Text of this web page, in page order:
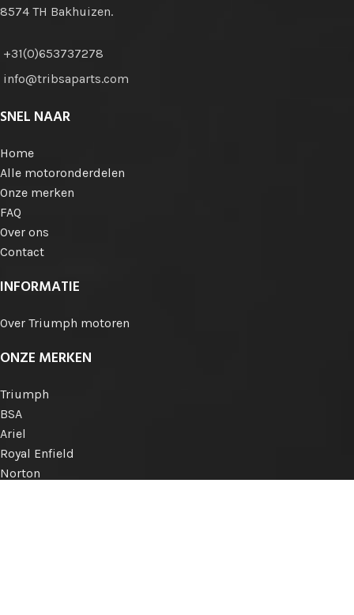
8574 TH Bakhuizen.
+31(0)653737278
info@tribsaparts.com
SNEL NAAR
Home
Alle motoronderdelen
Onze merken
FAQ
Over ons
Contact
INFORMATIE
Over Triumph motoren
ONZE MERKEN
Triumph
BSA
Ariel
Royal Enfield
Norton